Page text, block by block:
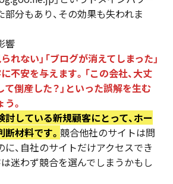
分もあり、その効果も失われま
響
れない」「ブログが消えてしまった」
不安を与えます。「この会社、大丈
て倒産した？」といった誤解を生む
。
している新規顧客にとって、ホー
材料です。 競合他社のサイトは問
、自社のサイトだけアクセスでき
迷わず競合を選んでしまうかもし